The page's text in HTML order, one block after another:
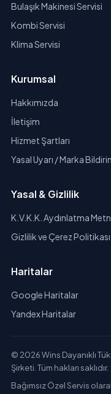
Bulaşık Makinesi Servisi
Kombi Servisi
Klima Servisi
Kurumsal
Hakkımızda
İletişim
Hizmet Şartları
Yasal Uyarı / Marka
Yasal & Gizlilik
K.V.K.K. Aydınlatma
Gizlilik ve Çerez Politikası
Haritalar
Google Haritalar
Yandex Haritalar
© 2026 Wins Dayanıklı
Şirketi. Tüm hakları saklıdır.
Bağımsız Özel Servis